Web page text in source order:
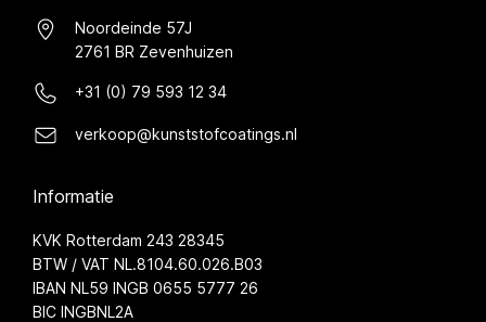
Noordeinde 57J
2761 BR Zevenhuizen
+31 (0) 79 593 12 34
verkoop@kunststofcoatings.nl
Informatie
KVK Rotterdam 243 28345
BTW / VAT NL.8104.60.026.B03
IBAN NL59 INGB 0655 5777 26
BIC INGBNL2A